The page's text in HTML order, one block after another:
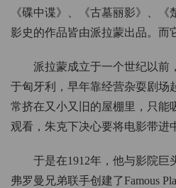
《碟中谍》、《古墓丽影》、
影史的作品皆由派拉蒙出品。而
派拉蒙成立于一个世纪以前
于匈牙利，早年靠经营杂耍剧场
常挤在又小又旧的屋棚里，只能
观看，朱克下决心要将电影带进
于是在1912年，他与影院巨
弗罗曼兄弟联手创建了Famous